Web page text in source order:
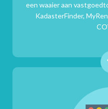
een waaier aan
KadasterFinder,